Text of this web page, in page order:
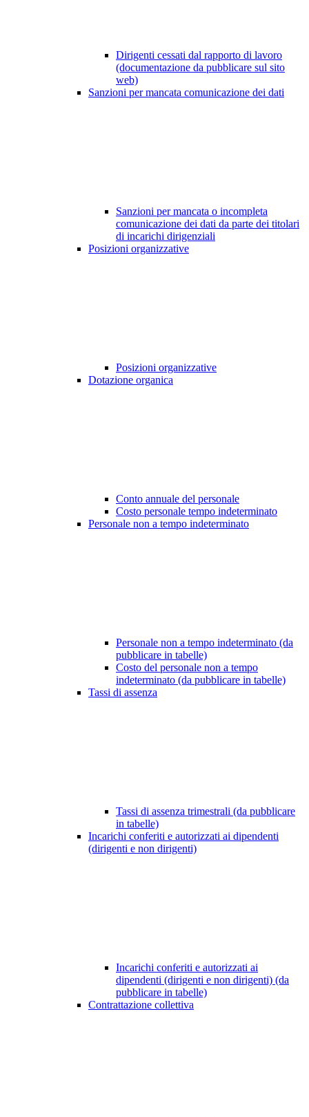
Dirigenti cessati dal rapporto di lavoro
(documentazione da pubblicare sul sito
web)
Sanzioni per mancata comunicazione dei dati
Sanzioni per mancata o incompleta
comunicazione dei dati da parte dei titolari
di incarichi dirigenziali
Posizioni organizzative
Posizioni organizzative
Dotazione organica
Conto annuale del personale
Costo personale tempo indeterminato
Personale non a tempo indeterminato
Personale non a tempo indeterminato (da
pubblicare in tabelle)
Costo del personale non a tempo
indeterminato (da pubblicare in tabelle)
Tassi di assenza
Tassi di assenza trimestrali (da pubblicare
in tabelle)
Incarichi conferiti e autorizzati ai dipendenti
(dirigenti e non dirigenti)
Incarichi conferiti e autorizzati ai
dipendenti (dirigenti e non dirigenti) (da
pubblicare in tabelle)
Contrattazione collettiva